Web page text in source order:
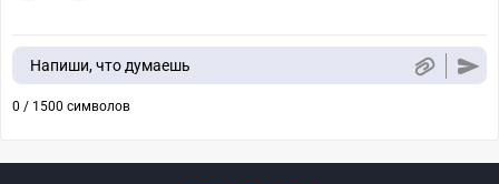
Напиши, что думаешь
0 / 1500 символов